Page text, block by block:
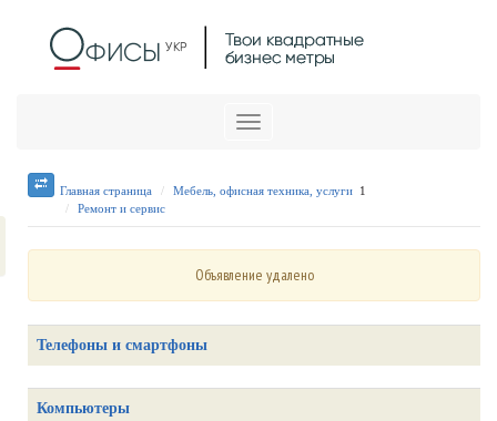
Меню
Главная страница Мебель, офисная техника, услуги 1
Ремонт и сервис
Объявление удалено
Телефоны и смартфоны
Компьютеры